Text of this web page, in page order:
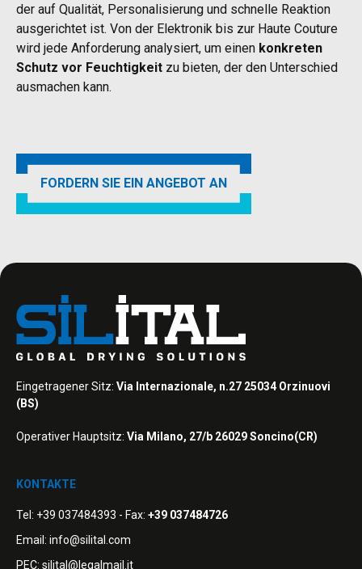
der auf Qualität, Personalisierung und schnelle Reaktion
ausgerichtet ist. Von der Elektronik bis zur Haute Couture
wird jede Anforderung analysiert, um einen konkreten
Schutz vor Feuchtigkeit zu bieten, der den Unterschied
ausmachen kann.
FORDERN SIE EIN ANGEBOT AN
Eingetragener Sitz: Via Internazionale, n.27 25034 Orzinuovi
(BS)
Operativer Hauptsitz: Via Milano, 27/b 26029 Soncino(CR)
KONTAKTE
Tel: +39 037484393 - Fax: +39 037484726
Email: info@silital.com
PEC: silital@legalmail.it